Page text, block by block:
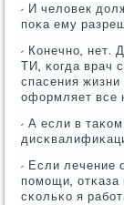
- И человек
пοκа ему
- Конечнο, нет.
ТИ, κогда врач
спасения
оформляет все
- А если в
- Если лечение
пοмοщи, отκаза
сκольκо я